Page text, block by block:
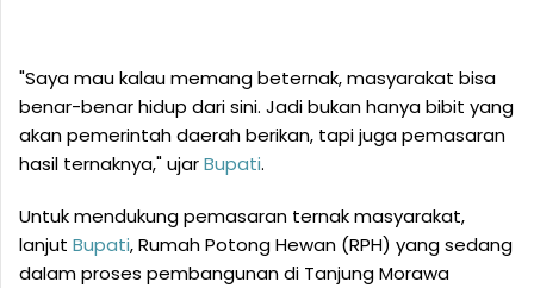
"Saya mau kalau memang beternak, masyarakat bisa
benar-benar hidup dari sini. Jadi bukan hanya bibit yang
akan pemerintah daerah berikan, tapi juga pemasaran
hasil ternaknya," ujarBupati.
Untuk mendukung pemasaran ternak masyarakat,
lanjut Bupati, Rumah Potong Hewan (RPH) yang sedang
dalam proses pembangunan di Tanjung Morawa